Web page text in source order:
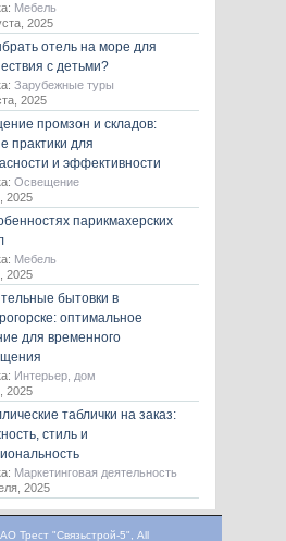
Мебель
2025
отель на море для
с детьми?
Зарубежные туры
2025
промзон и складов:
практики для
и эффективности
Освещение
2025
парикмахерских
Мебель
2025
бытовки в
оптимальное
для временного
Интерьер, дом
2025
таблички на заказ:
стиль и
Маркетинговая деятельность
2025
Трест "Связьстрой-5", All